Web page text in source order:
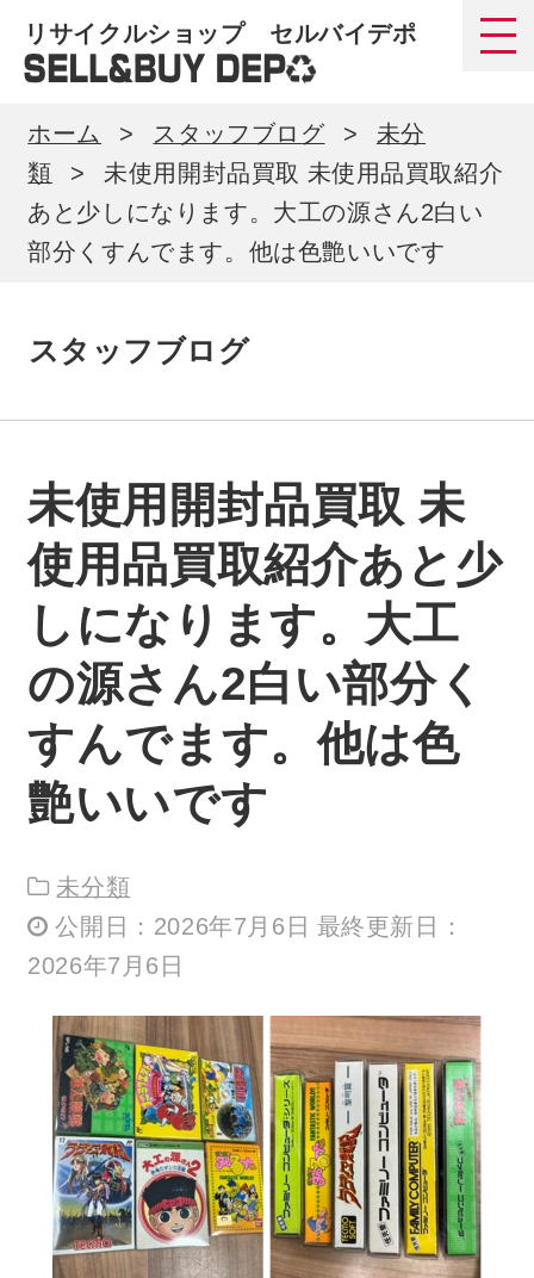
リサイクルショップ セルバイデポ
ホーム スタッフブログ
未分
類
未使用開封品買取 未使用品買取紹介
あと少しになります。大工の源さん2白い
部分くすんでます。他は色艶いいです
スタッフブログ
未使用開封品買取 未
使用品買取紹介あと少
しになります。大工
の源さん2白い部分く
すんでます。他は色
艶いいです
未分類
公開日：2026年7月6日 最終更新日：
2026年7月6日